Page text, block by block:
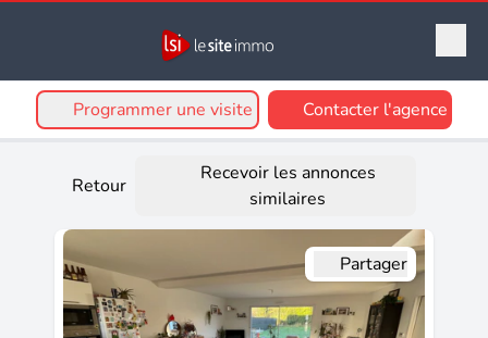
Programmer une visite Contacter l'agence
Retour
Recevoir les annonces
similaires
Partager